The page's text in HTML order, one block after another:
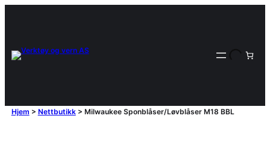
Hjem > Nettbutikk> Milwaukee Sponblåser/Løvblåser M18 BBL